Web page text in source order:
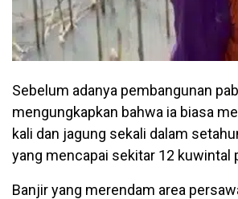
Sebelum adanya pembangunan
mengungkapkan bahwa ia biasa
kali dan jagung sekali dalam
yang mencapai sekitar 12 kuwintal
Banjir yang merendam area